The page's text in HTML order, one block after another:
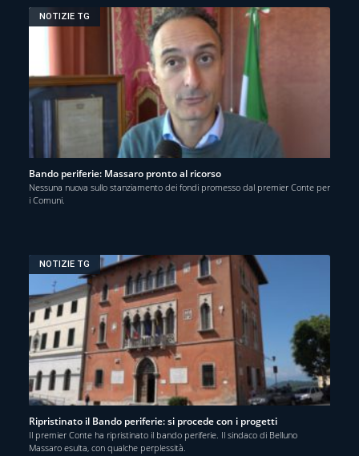
NOTIZIE TG
Bando periferie: Massaro pronto al ricorso
Nessuna nuova sullo stanziamento dei fondi promesso dal premier Conte per
i Comuni.
NOTIZIE TG
Ripristinato il Bando periferie: si procede con i progetti
Il premier Conte ha ripristinato il bando periferie. Il sindaco di Belluno
Massaro esulta, con qualche perplessità.